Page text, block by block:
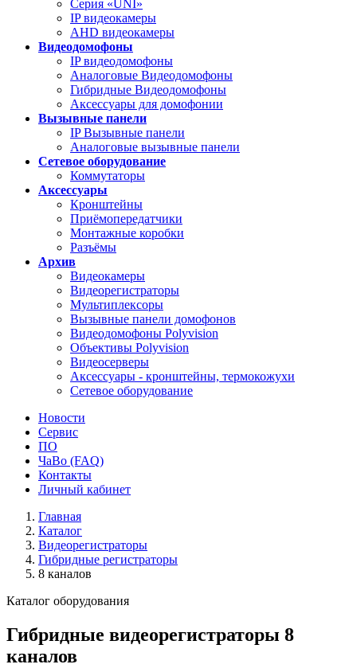
Серия «UNI»
IP видеокамеры
AHD видеокамеры
Видеодомофоны
IP видеодомофоны
Аналоговые Видеодомофоны
Гибридные Видеодомофоны
Аксессуары для домофонии
Вызывные панели
IP Вызывные панели
Аналоговые вызывные панели
Сетевое оборудование
Коммутаторы
Аксессуары
Кронштейны
Приёмопередатчики
Монтажные коробки
Разъёмы
Архив
Видеокамеры
Видеорегистраторы
Мультиплексоры
Вызывные панели домофонов
Видеодомофоны Polyvision
Объективы Polyvision
Видеосерверы
Аксессуары - кронштейны, термокожухи
Сетевое оборудование
Новости
Сервис
ПО
ЧаВо (FAQ)
Контакты
Личный кабинет
Главная
Каталог
Видеорегистраторы
Гибридные регистраторы
8 каналов
Каталог оборудования
Гибридные видеорегистраторы 8
каналов